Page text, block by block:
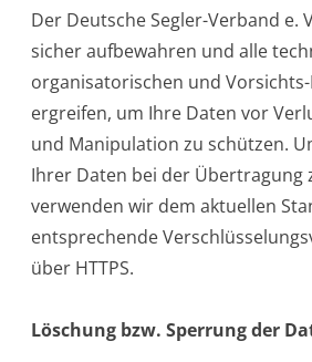
Der Deutsche Segler-Verband e.
sicher aufbewahren und alle
organisatorischen und
ergreifen, um Ihre Daten vor
und Manipulation zu schützen.
Ihrer Daten bei der Übertragung
verwenden wir dem aktuellen
entsprechende
über HTTPS.
Löschung bzw. Sperrung der